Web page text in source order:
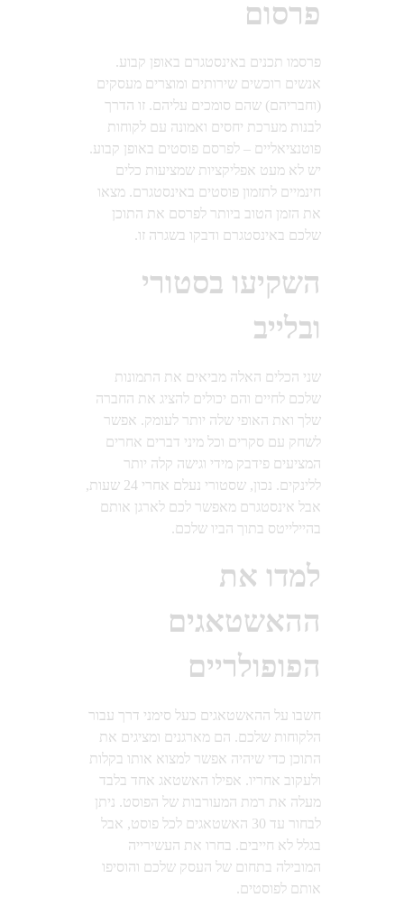
פרסום
פרסמו תכנים באינסטגרם באופן קבוע.
אנשים רוכשים שירותים ומוצרים מעסקים
(וחבריהם) שהם סומכים עליהם. זו הדרך
לבנות מערכת יחסים ואמונה עם לקוחות
פוטנציאליים – לפרסם פוסטים באופן קבוע.
יש לא מעט אפליקציות שמציעות כלים
חינמיים לתזמון פוסטים באינסטגרם. מצאו
את הזמן הטוב ביותר לפרסם את התוכן
שלכם באינסטגרם ודבקו בשגרה זו.
השקיעו בסטורי
ובלייב
שני הכלים האלה מביאים את התמונות
שלכם לחיים והם יכולים להציג את החברה
שלך ואת האופי שלה יותר לעומק. אפשר
לשחק עם סקרים וכל מיני דברים אחרים
המציעים פידבק מידי וגישה קלה יותר
ללינקים. נכון, שסטורי נעלם אחרי 24 שעות,
אבל אינסטגרם מאפשר לכם לארגן אותם
בהיילייטס בתוך הביו שלכם.
למדו את
ההאשטאגים
הפופולריים
חשבו על ההאשטאגים כעל סימני דרך עבור
הלקוחות שלכם. הם מארגנים ומציגים את
התוכן כדי שיהיה אפשר למצוא אותו בקלות
ולעקוב אחריו. אפילו האשטאג אחד בלבד
מעלה את רמת המעורבות של הפוסט. ניתן
לבחור עד 30 האשטאגים לכל פוסט, אבל
בגלל לא חייבים. בחרו את העשירייה
המובילה בתחום של העסק שלכם והוסיפו
אותם לפוסטים.